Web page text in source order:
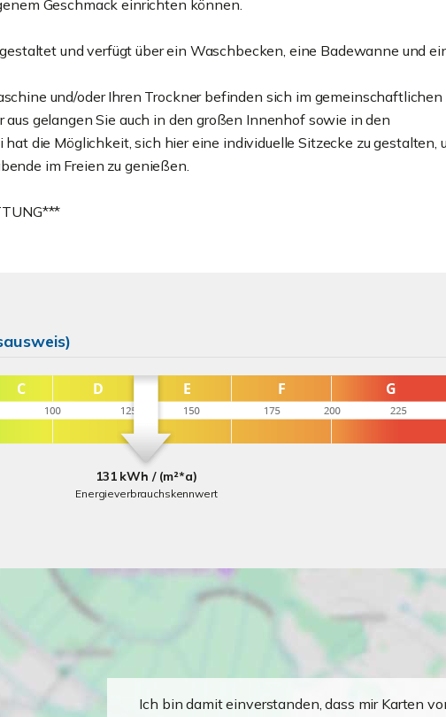
Geschmack einrichten können.
und verfügt über ein Waschbecken, eine Badewanne und
und/oder Ihren Trockner befinden sich im gemeinschaftlichen
aus gelangen Sie auch in den großen Innenhof sowie in den
die Möglichkeit, sich hier eine individuelle Sitzecke zu gestalten,
im Freien zu genießen.
131 kWh / (m²*a)
Energieverbrauchskennwert
Ich bin damit einverstanden, dass mir Karten